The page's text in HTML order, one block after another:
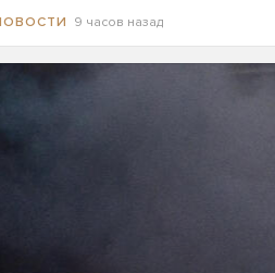
9 часов назад